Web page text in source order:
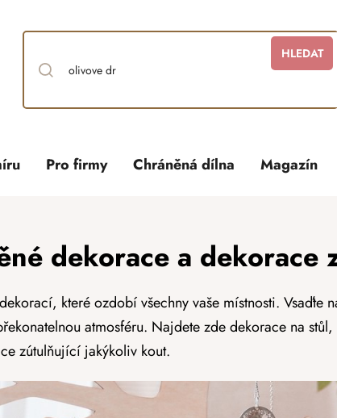
HLEDAT
Pro firmy Chráněná dílna Magazín
dekorace a dekorace
které ozdobí všechny vaše místnosti. Vsaďte
atmosféru. Najdete zde dekorace na
zútulňující jakýkoliv kout.